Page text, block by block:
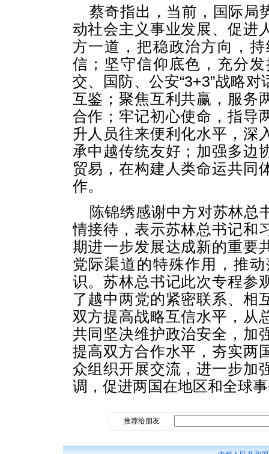
蔡奇指出，当前，国际局
动社会主义事业发展、促进
方一道，把稳政治方向，
信；坚守信仰底色，充分
交、国防、公安“3+3”战略
互鉴；聚焦互利共赢，服务
合作；牢记初心使命，指导
升人员往来便利化水平，深
承中越传统友好；加强多边
贸易，在构建人类命运共同
作。
陈锦绣感谢中方对苏林总
情接待，表示苏林总书记和
期进一步发展达成新的重要
党际渠道的特殊作用，推
识。苏林总书记此次专程参
了越中两党的紧密联系、相
双方提高战略互信水平，从
共同坚决维护政治安全，加
提高双方合作水平，夯实两
众组织开展交流，进一步加
调，促进两国在地区和全球
推荐给朋友